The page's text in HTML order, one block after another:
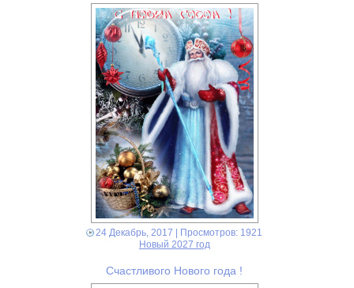
24 Декабрь, 2017 | Просмотров: 1921
Новый 2027 год
Счастливого Нового года !